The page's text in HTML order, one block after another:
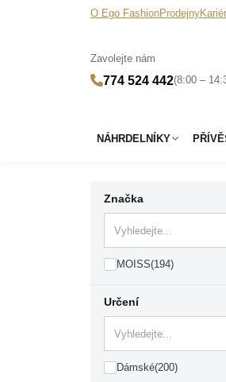
O Ego FashionProdejny
Zavolejte nám
774 524 442(8:00 –
NÁHRDELNÍKY
Značka
MOISS(194)
Určení
Dámské(200)